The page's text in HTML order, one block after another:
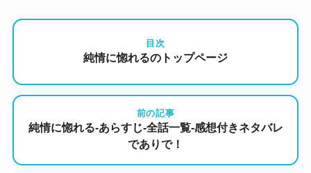
目次
純情に惚れるのトップページ
前の記事
純情に惚れる-あらすじ-全話一覧-感想付きネタバレ
でありで！